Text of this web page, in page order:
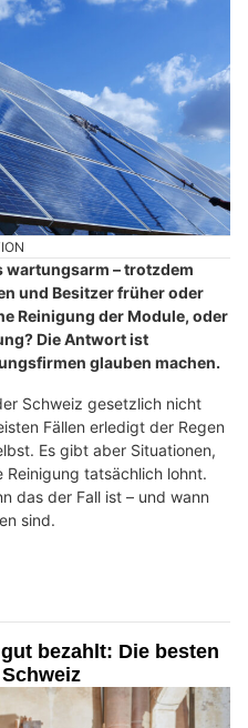
wartungsarm – trotzdem
und Besitzer früher oder
Reinigung der Module, oder
Die Antwort ist
glauben machen.
Schweiz gesetzlich nicht
Fällen erledigt der Regen
Es gibt aber Situationen,
Reinigung tatsächlich lohnt.
das der Fall ist – und wann
sind.
bezahlt: Die besten